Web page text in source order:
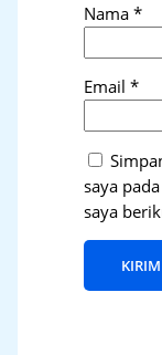
Nama*
Email*
saya
saya